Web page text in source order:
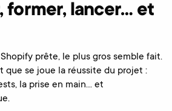
former, lancer… et
Shopify prête, le plus gros semble fait.
que se joue la réussite du projet :
la prise en main… et